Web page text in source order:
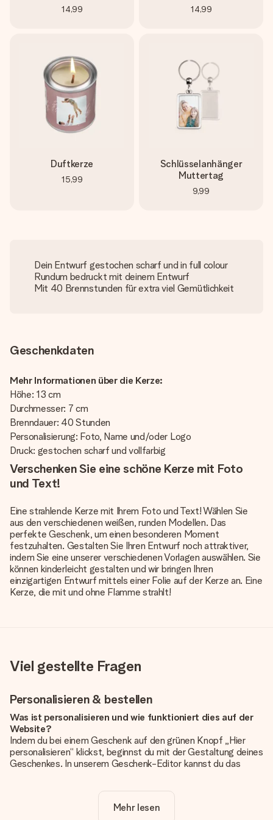
14,99 14,99
Duftkerze
15,99
Schlüsselanhänger
Muttertag
9,99
Dein Entwurf gestochen scharf und in full colour
Rundum bedruckt mit deinem Entwurf
Mit 40 Brennstunden für extra viel Gemütlichkeit
Geschenkdaten
Mehr Informationen über die Kerze:
Höhe: 13 cm
Durchmesser: 7 cm
Brenndauer: 40 Stunden
Personalisierung: Foto, Name und/oder Logo
Druck: gestochen scharf und vollfarbig
Verschenken Sie eine schöne Kerze mit Foto
und Text!
Eine strahlende Kerze mit Ihrem Foto und Text! Wählen Sie
aus den verschiedenen weißen, runden Modellen. Das
perfekte Geschenk, um einen besonderen Moment
festzuhalten. Gestalten Sie Ihren Entwurf noch attraktiver,
indem Sie eine unserer verschiedenen Vorlagen auswählen. Sie
können kinderleicht gestalten und wir bringen Ihren
einzigartigen Entwurf mittels einer Folie auf der Kerze an. Eine
Kerze, die mit und ohne Flamme strahlt!
Viel gestellte Fragen
Personalisieren & bestellen
Was ist personalisieren und wie funktioniert dies auf der
Website?
Indem du bei einem Geschenk auf den grünen Knopf „Hier
personalisieren“ klickst, beginnst du mit der Gestaltung deines
Geschenkes. In unserem Geschenk-Editor kannst du das
noch eines unserer angebotenen Designs, um deinem
Geschenk die perfekte Ausstrahlung zu verleihen.
Mehr lesen